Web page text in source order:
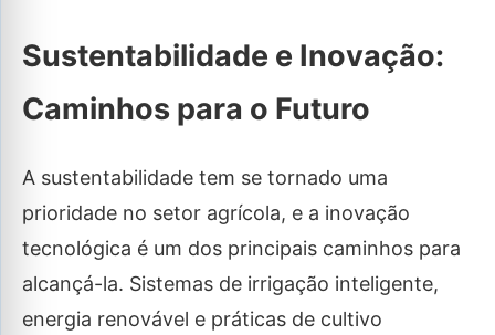
Sustentabilidade e Inovação:
Caminhos para o Futuro
A sustentabilidade tem se tornado uma
prioridade no setor agrícola, e a inovação
tecnológica é um dos principais caminhos para
alcançá-la. Sistemas de irrigação inteligente,
energia renovável e práticas de cultivo